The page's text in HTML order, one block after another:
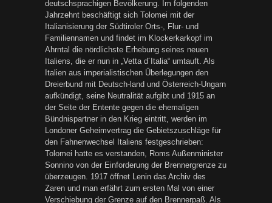
deutschsprachigen Bevölkerung. Im folgenden
Jahrzehnt beschäftigt sich Tolomei mit der
Italianisierung der Südtiroler Orts-, Flur- und
Familiennamen und findet im Klockerkarkopf im
Ahrntal die nördlichste Erhebung seines neuen
Italiens, die er nun in „Vetta d´Italia“ umtauft. Als
Italien aus imperialistischen Überlegungen den
Dreierbund mit Deutsch-land und Österreich-Ungarn
aufkündigt, seine Neutralität aufgibt und 1915 an
der Seite der Entente gegen die ehemaligen
Bündnispartner in den Krieg eintritt, werden im
Londoner Geheimvertrag die Gebietszuschläge für
den Fahnenwechsel Italiens festgeschrieben:
Tolomei hatte es verstanden, Roms Außenminister
Sonnino von der Einforderung der Brennergrenze zu
überzeugen. 1917 öffnet Lenin das Archiv des
Zaren und man erfährt zum ersten Mal von einer
Verschiebung der Grenze auf den Brennerpaß. Als